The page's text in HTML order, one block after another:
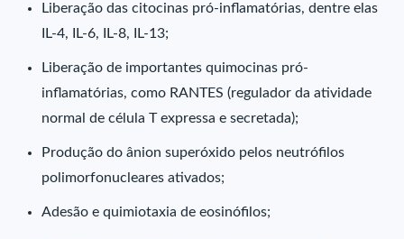
Liberação das citocinas pró-inflamatórias, dentre elas
IL-4, IL-6, IL-8, IL-13;
Liberação de importantes quimocinas pró-
inflamatórias, como RANTES (regulador da atividade
normal de célula T expressa e secretada);
Produção do ânion superóxido pelos neutrófilos
polimorfonucleares ativados;
Adesão e quimiotaxia de eosinófilos;